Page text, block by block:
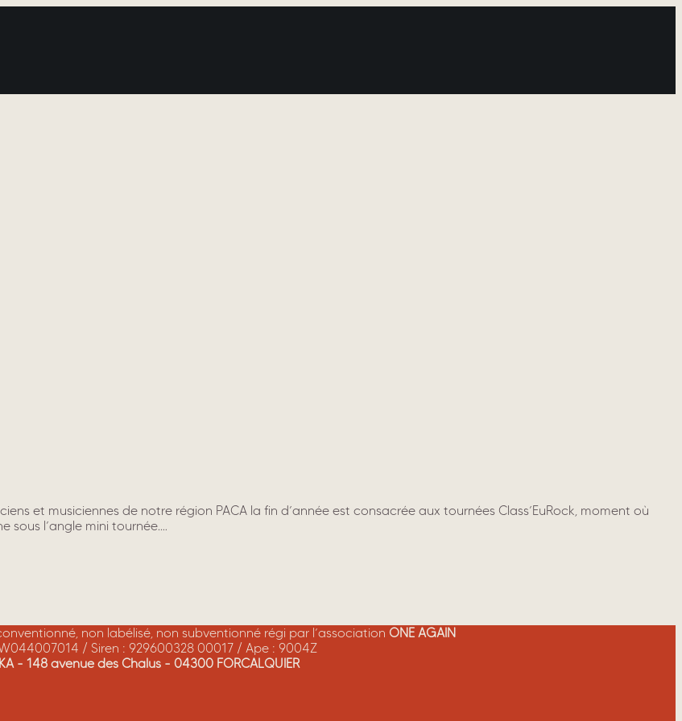
et musiciennes de notre région PACA la fin d’année est consacrée aux tournées Class’EuRock, moment où
sous l’angle mini tournée.…
non labélisé, non subventionné régi par l’association ONE AGAIN
/ Siren : 929600328 00017 / Ape : 9004Z
- 148 avenue des Chalus - 04300 FORCALQUIER